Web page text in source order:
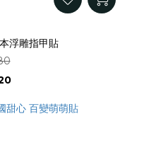
浮雕指甲貼